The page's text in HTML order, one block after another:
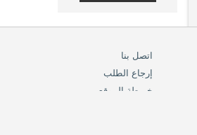
اتصل بنا
إرجاع الطلب
خريطة الموقع